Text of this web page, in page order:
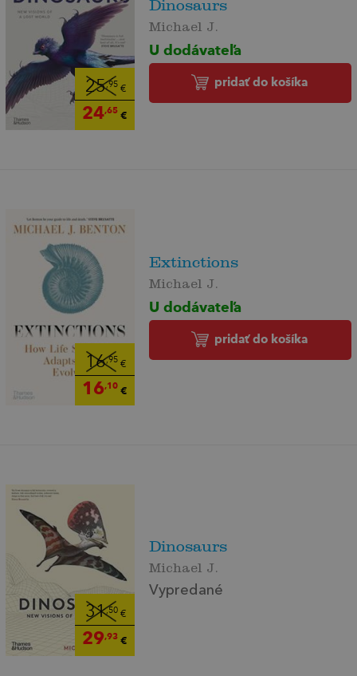
25,95€
24,65€
Dinosaurs
Michael J.
U dodávateľa
pridať do košíka
16,95€
16,10€
Extinctions
Michael J.
U dodávateľa
pridať do košíka
31,50€
29,93€
Dinosaurs
Michael J.
Vypredané